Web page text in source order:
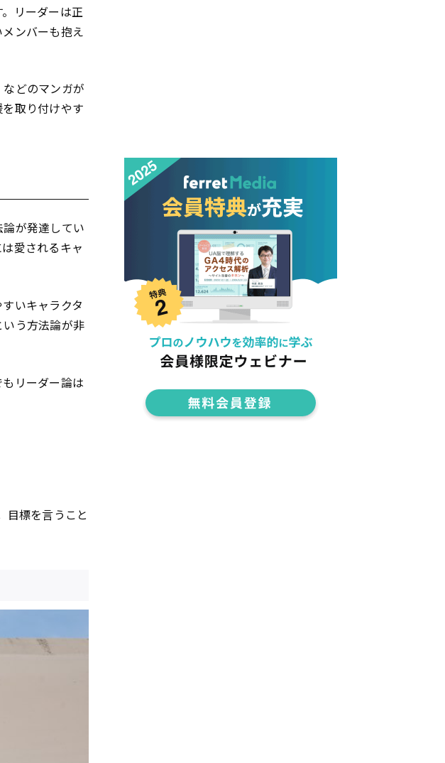
リーダーは正
ンバーも抱え
どのマンガが
取り付けやす
が発達してい
愛されるキャ
いキャラクタ
う方法論が非
リーダー論は
目標を言うこと